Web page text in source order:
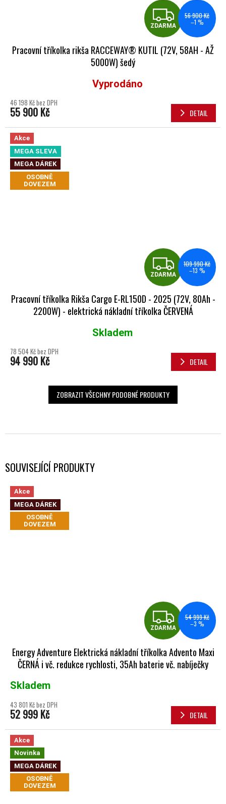
SOUVISEJÍCÍ PRODUKTY
Akce
MEGA DÁREK
OSOBNĚ
DOVEZEM
ZDARMA
54 999 Kč
–3 %
Energy Adventure Elektrická nákladní tříkolka Advento Maxi
ČERNÁ i vč. redukce rychlosti, 35Ah baterie vč. nabíječky
Skladem
43 801 Kč bez DPH
52 999 Kč DETAIL
Akce
Novinka
MEGA DÁREK
OSOBNĚ
DOVEZEM
ZDARMA
56 900 Kč
–1 %
Pracovní tříkolka rikša RACCEWAY® KUTIL (72V, 58AH - AŽ
5000W) šedý
Průměrné hodnocení produktu je 5,0 z 5 hvězdiček.
Vyprodáno
46 198 Kč bez DPH
55 900 Kč DETAIL
Akce
MEGA SLEVA
MEGA DÁREK
OSOBNĚ
DOVEZEM
ZDARMA
109 990 Kč
–13 %
Pracovní tříkolka Rikša Cargo E-RL150D - 2025 (72V, 80Ah -
2200W) - elektrická nákladní tříkolka ČERVENÁ
Průměrné hodnocení produktu je 5,0 z 5 hvězdiček.
Skladem
78 504 Kč bez DPH
94 990 Kč DETAIL
ZOBRAZIT VŠECHNY PODOBNÉ PRODUKTY